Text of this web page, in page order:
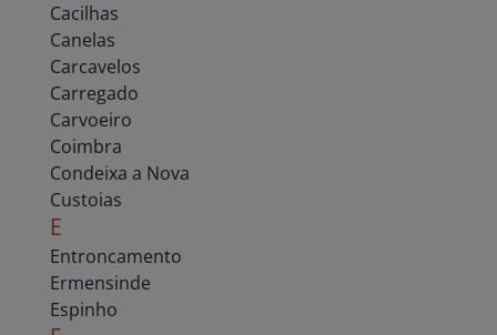
Cacilhas
Canelas
Carcavelos
Carregado
Carvoeiro
Coimbra
Condeixa a Nova
Custoias
E
Entroncamento
Ermensinde
Espinho